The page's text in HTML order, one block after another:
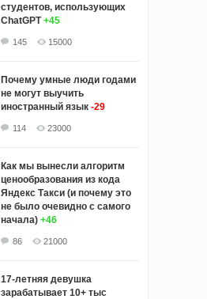
студентов, использующих
ChatGPT +45
145 15000
Почему умные люди годами
не могут выучить
иностранный язык -29
114 23000
Как мы вынесли алгоритм
ценообразования из кода
Яндекс Такси (и почему это
не было очевидно с самого
начала) +46
86 21000
17-летняя девушка
зарабатывает 10+ тыс